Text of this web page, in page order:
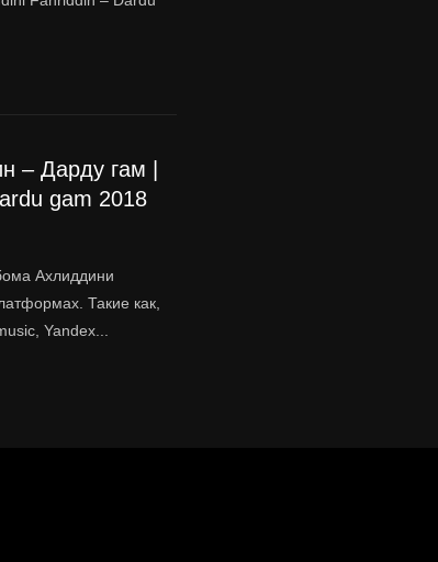
– Дарду гам |
gam 2018
Ахлиддини
Такие как,
Yandex...